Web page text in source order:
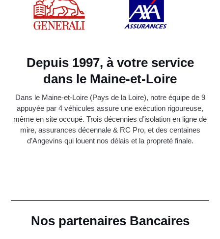
Depuis 1997, à votre service
dans le Maine-et-Loire
Dans le Maine-et-Loire (Pays de la Loire), notre équipe de 9
appuyée par 4 véhicules assure une exécution rigoureuse,
même en site occupé. Trois décennies d’isolation en ligne de
mire, assurances décennale & RC Pro, et des centaines
d’Angevins qui louent nos délais et la propreté finale.
Nos partenaires Bancaires